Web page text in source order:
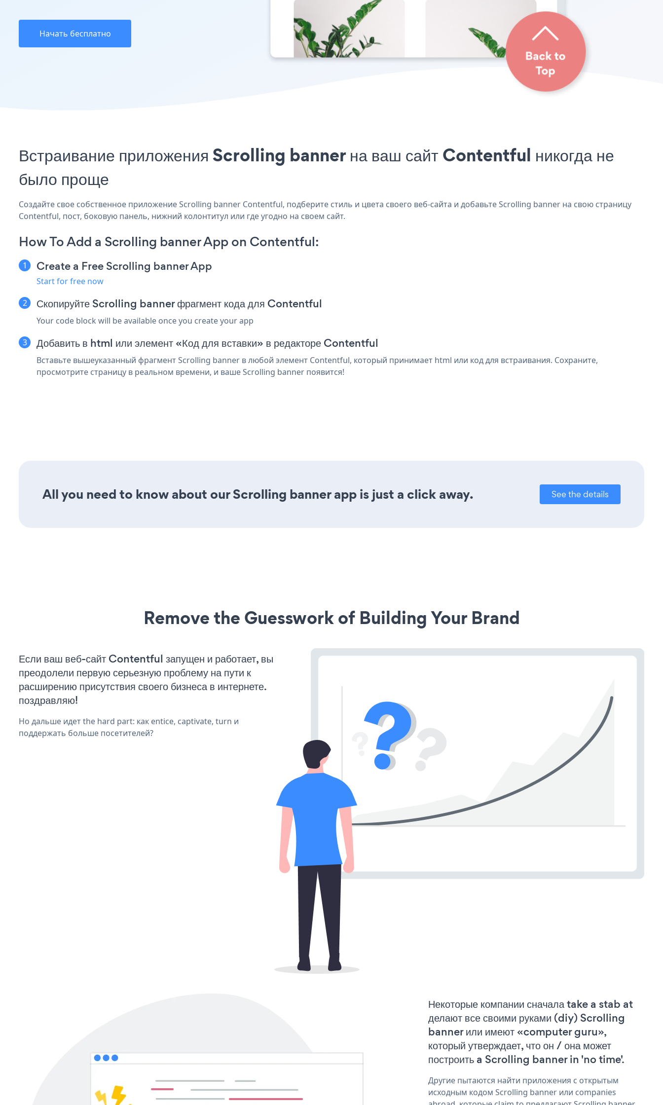
Начать бесплатно
Встраивание приложения Scrolling banner на ваш сайт Contentful никогда не
было проще
Создайте свое собственное приложение Scrolling banner Contentful, подберите стиль и цвета своего веб-сайта и добавьте Scrolling banner на свою страницу
Contentful, пост, боковую панель, нижний колонтитул или где угодно на своем сайт.
How To Add a Scrolling banner App on Contentful:
Create a Free Scrolling banner App
Start for free now
Скопируйте Scrolling banner фрагмент кода для Contentful
Your code block will be available once you create your app
Добавить в html или элемент «Код для вставки» в редакторе Contentful
Вставьте вышеуказанный фрагмент Scrolling banner в любой элемент Contentful, который принимает html или код для встраивания. Сохраните,
просмотрите страницу в реальном времени, и ваше Scrolling banner появится!
All you need to know about our Scrolling banner app is just a click away. See the details
Remove the Guesswork of Building Your Brand
Если ваш веб-сайт Contentful запущен и работает, вы
преодолели первую серьезную проблему на пути к
расширению присутствия своего бизнеса в интернете.
поздравляю!
Но дальше идет the hard part: как entice, captivate, turn и
поддержать больше посетителей?
Некоторые компании сначала take a stab at
делают все своими руками (diy) Scrolling
banner или имеют «computer guru»,
который утверждает, что он / она может
построить a Scrolling banner in 'no time'.
Другие пытаются найти приложения с открытым
исходным кодом Scrolling banner или companies